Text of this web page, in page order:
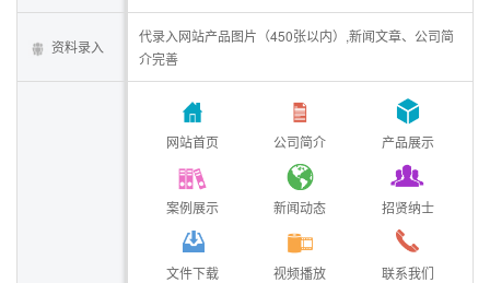
资料录入
代录入网站产品图片（450张以内）,新闻文章、公司简
介完善
网站首页 公司简介 产品展示
案例展示 新闻动态 招贤纳士
文件下载 视频播放 联系我们